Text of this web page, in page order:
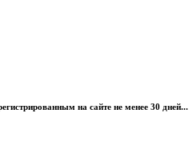
на сайте не менее 30 дней...